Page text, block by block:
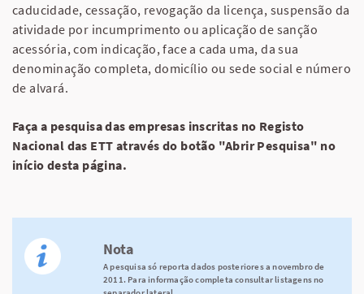
caducidade, cessação, revogação da licença, suspensão da
atividade por incumprimento ou aplicação de sanção
acessória, com indicação, face a cada uma, da sua
denominação completa, domicílio ou sede social e número
de alvará.
Faça a pesquisa das empresas inscritas no Registo
Nacional das ETT através do botão "Abrir Pesquisa" no
início desta página.
Nota
A pesquisa só reporta dados posteriores a novembro de
2011. Para informação completa consultar listagens no